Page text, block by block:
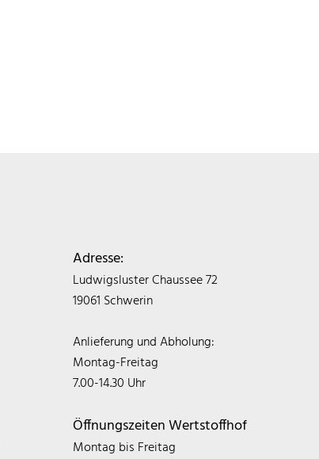
Adresse:
Ludwigsluster Chaussee 72
19061 Schwerin
Anlieferung und Abholung:
Montag-Freitag
7.00-14.30 Uhr
Öffnungszeiten Wertstoffhof
Montag bis Freitag